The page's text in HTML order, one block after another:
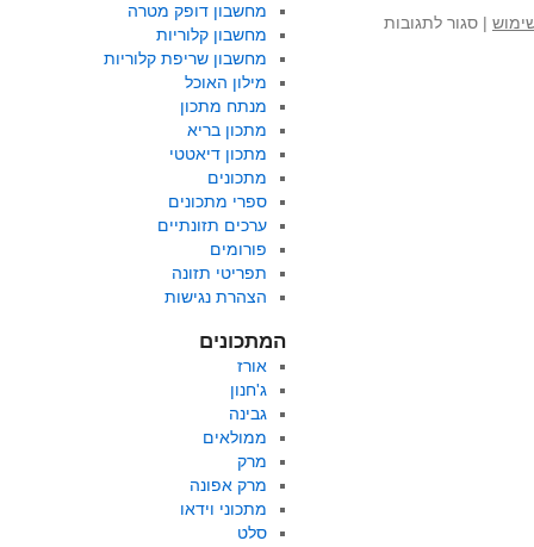
| סגור לתגובותעל
מחשבון דופק מטרה
מחשבון קלוריות
מחשבון שריפת קלוריות
מילון האוכל
מנתח מתכון
מתכון בריא
מתכון דיאטטי
מתכונים
ספרי מתכונים
ערכים תזונתיים
פורומים
תפריטי תזונה
הצהרת נגישות
המתכונים
אורז
ג'חנון
גבינה
ממולאים
מרק
מרק אפונה
מתכוני וידאו
סלט